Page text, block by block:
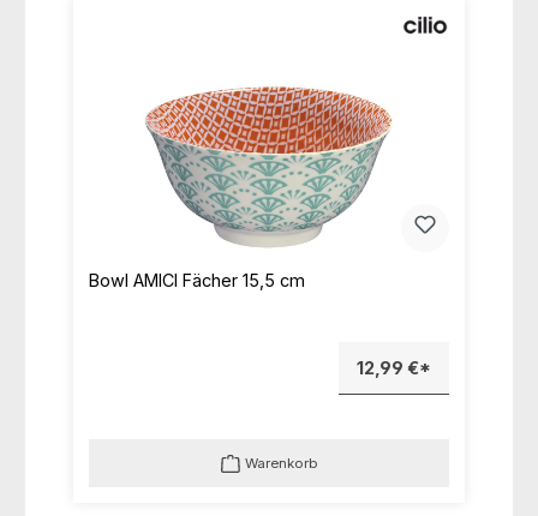
Bowl AMICI Fächer 15,5 cm
12,99 €*
Warenkorb